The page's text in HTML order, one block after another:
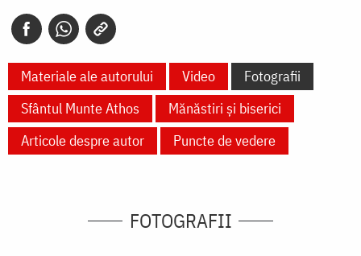
Materiale ale autorului Video
Fotografii
Sfântul Munte Athos
Mănăstiri și biserici
Articole despre autor
Puncte de vedere
FOTOGRAFII